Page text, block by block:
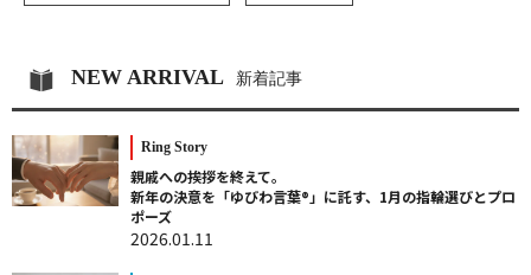
NEW ARRIVAL 新着記事
Ring Story
親戚への挨拶を終えて。
新年の決意を「ゆびわ言葉®」に託す、1月の指輪選びとプロ
ポーズ
2026.01.11